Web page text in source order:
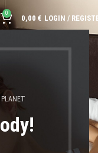
PLANET
0
0,00 € LOGIN /